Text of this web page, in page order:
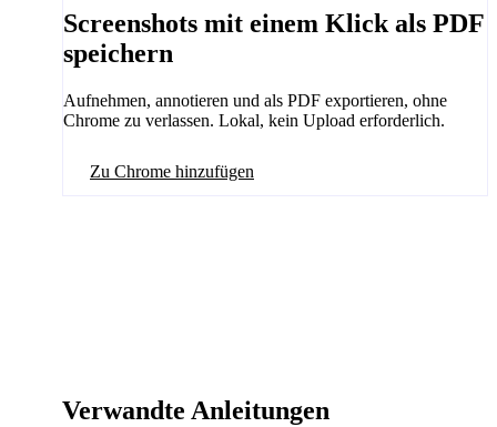
Screenshots mit einem Klick als PDF
speichern
Aufnehmen, annotieren und als PDF exportieren, ohne
Chrome zu verlassen. Lokal, kein Upload erforderlich.
Zu Chrome hinzufügen
Verwandte Anleitungen